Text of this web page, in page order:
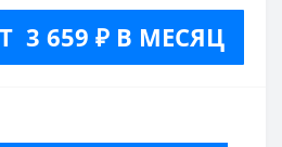
3 659 ₽ В МЕСЯЦ